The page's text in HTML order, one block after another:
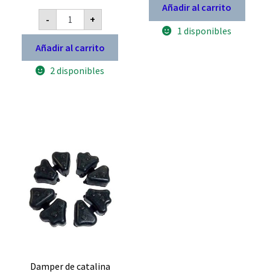
original
era:
$ 4.900.
es:
$ 3.430.
-
Piola
embrague
Honda
CB1
cantidad
+
Añadir al carrito
2 disponibles
Añadir al carrito
1 disponibles
Damper de catalina